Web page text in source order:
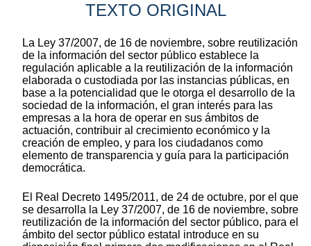
TEXTO ORIGINAL
La Ley 37/2007, de 16 de noviembre, sobre reutilización
de la información del sector público establece la
regulación aplicable a la reutilización de la información
elaborada o custodiada por las instancias públicas, en
base a la potencialidad que le otorga el desarrollo de la
sociedad de la información, el gran interés para las
empresas a la hora de operar en sus ámbitos de
actuación, contribuir al crecimiento económico y la
creación de empleo, y para los ciudadanos como
elemento de transparencia y guía para la participación
democrática.
El Real Decreto 1495/2011, de 24 de octubre, por el que
se desarrolla la Ley 37/2007, de 16 de noviembre, sobre
reutilización de la información del sector público, para el
ámbito del sector público estatal introduce en su